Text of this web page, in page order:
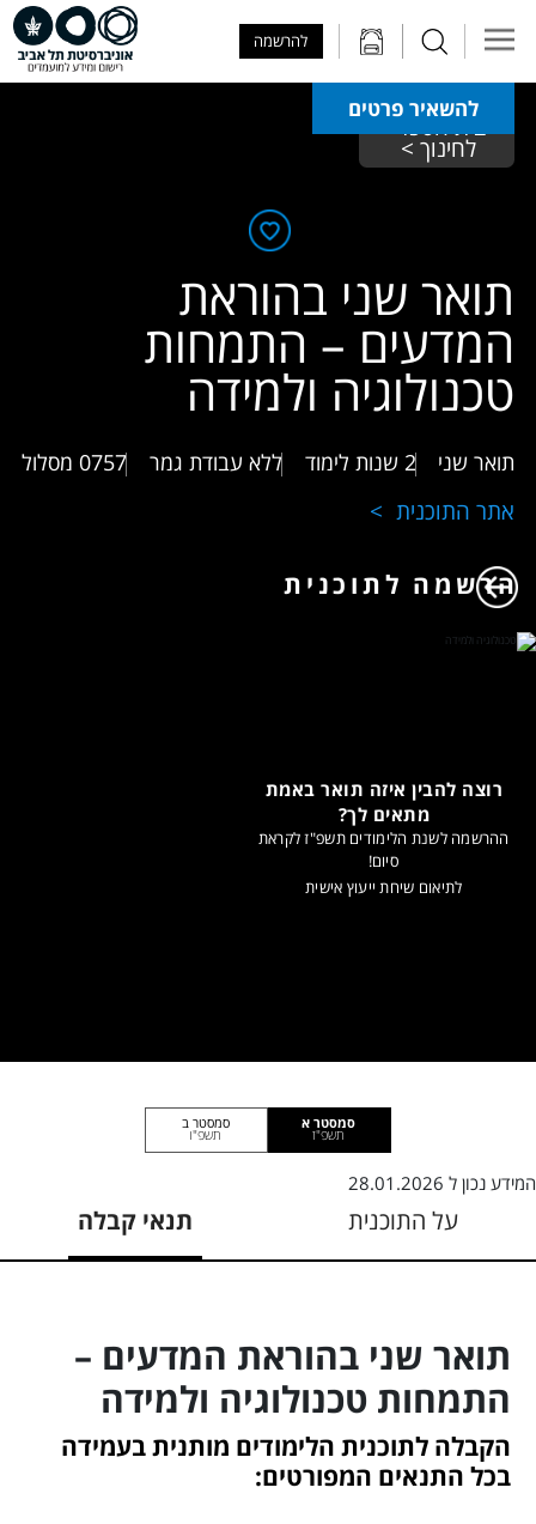
להרשמה
להשאיר פרטים
בית הספר
לחינוך >
תואר שני בהוראת
המדעים – התמחות
טכנולוגיה ולמידה
תואר שני 2 שנות לימוד ללא עבודת גמר 0757 מסלול
אתר התוכנית
הרשמה לתוכנית
רוצה להבין איזה תואר באמת
מתאים לך?
ההרשמה לשנת הלימודים תשפ"ז לקראת
סיום!
לתיאום שיחת ייעוץ אישית
סמסטר א
תשפ"ז
סמסטר ב
תשפ"ו
המידע נכון ל 28.01.2026
על התוכנית תנאי קבלה
תואר שני בהוראת המדעים –
התמחות טכנולוגיה ולמידה
הקבלה לתוכנית הלימודים מותנית בעמידה
בכל התנאים המפורטים: